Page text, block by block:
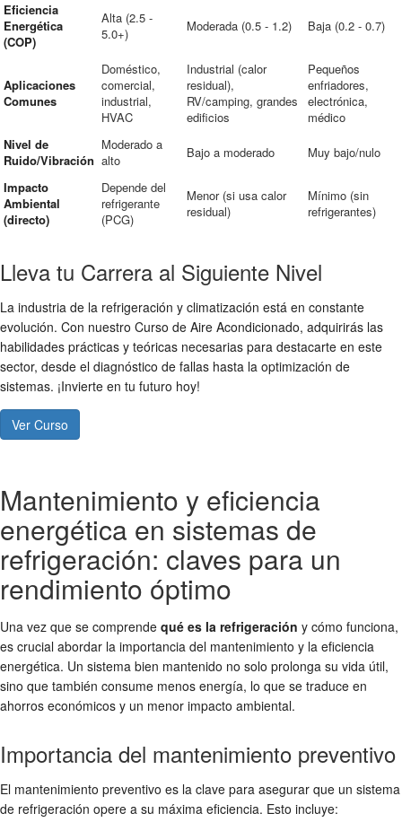
Eficiencia
Energética
(COP)
Alta (2.5 -
5.0+)
Moderada (0.5 - 1.2) Baja (0.2 - 0.7)
Aplicaciones
Comunes
Doméstico,
comercial,
industrial,
HVAC
Industrial (calor
residual),
RV/camping, grandes
edificios
Pequeños
enfriadores,
electrónica,
médico
Nivel de
Ruido/Vibración
Moderado a
alto
Bajo a moderado Muy bajo/nulo
Impacto
Ambiental
(directo)
Depende del
refrigerante
(PCG)
Menor (si usa calor
residual)
Mínimo (sin
refrigerantes)
Lleva tu Carrera al Siguiente Nivel
La industria de la refrigeración y climatización está en constante
evolución. Con nuestro Curso de Aire Acondicionado, adquirirás las
habilidades prácticas y teóricas necesarias para destacarte en este
sector, desde el diagnóstico de fallas hasta la optimización de
sistemas. ¡Invierte en tu futuro hoy!
Ver Curso
Mantenimiento y eficiencia
energética en sistemas de
refrigeración: claves para un
rendimiento óptimo
Una vez que se comprende qué es la refrigeración y cómo funciona,
es crucial abordar la importancia del mantenimiento y la eficiencia
energética. Un sistema bien mantenido no solo prolonga su vida útil,
sino que también consume menos energía, lo que se traduce en
ahorros económicos y un menor impacto ambiental.
Importancia del mantenimiento preventivo
El mantenimiento preventivo es la clave para asegurar que un sistema
de refrigeración opere a su máxima eficiencia. Esto incluye: